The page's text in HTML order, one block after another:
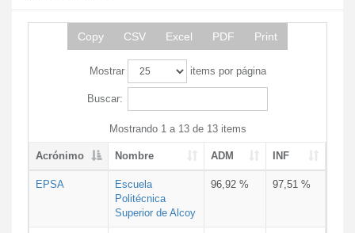
Copy CSV Excel PDF Print
Mostrar items por página
Buscar:
Mostrando 1 a 13 de 13 items
Acrónimo Nombre ADM INF
EPSA
Escuela
Politécnica
Superior de Alcoy
96,92 % 97,51 %